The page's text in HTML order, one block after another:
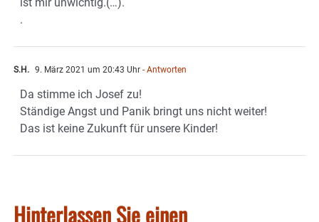
.
S.H. 9. März 2021 um 20:43 Uhr - Antworten
Da stimme ich Josef zu!
Ständige Angst und Panik bringt uns nicht weiter!
Das ist keine Zukunft für unsere Kinder!
Hinterlassen Sie einen